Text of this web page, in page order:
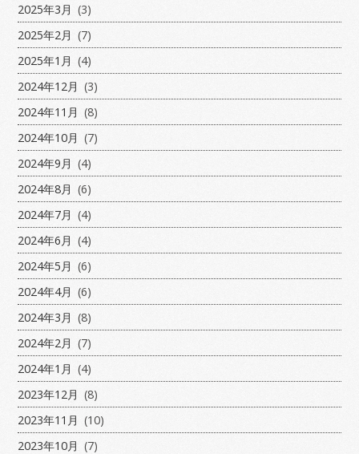
2025年3月 (3)
2025年2月 (7)
2025年1月 (4)
2024年12月 (3)
2024年11月 (8)
2024年10月 (7)
2024年9月 (4)
2024年8月 (6)
2024年7月 (4)
2024年6月 (4)
2024年5月 (6)
2024年4月 (6)
2024年3月 (8)
2024年2月 (7)
2024年1月 (4)
2023年12月 (8)
2023年11月 (10)
2023年10月 (7)